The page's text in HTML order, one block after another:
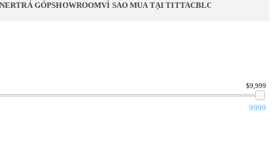
TRẢ GÓPSHOWROOMVÌ SAO MUA TẠI TITTACBLOG
$9,999
9999